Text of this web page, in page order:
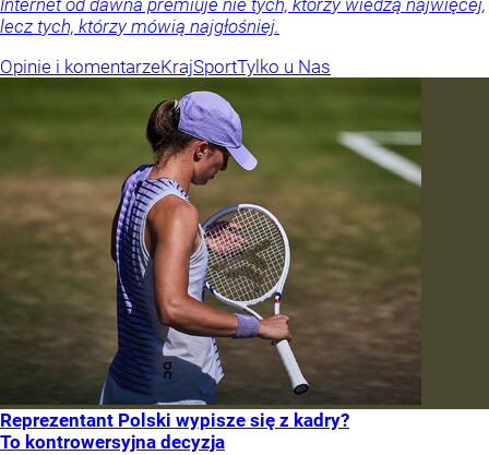
Internet od dawna premiuje nie tych, którzy wiedzą najwięcej,
lecz tych, którzy mówią najgłośniej.
Opinie i komentarzeKrajSportTylko u Nas
Reprezentant Polski wypisze się z kadry?
To kontrowersyjna decyzja